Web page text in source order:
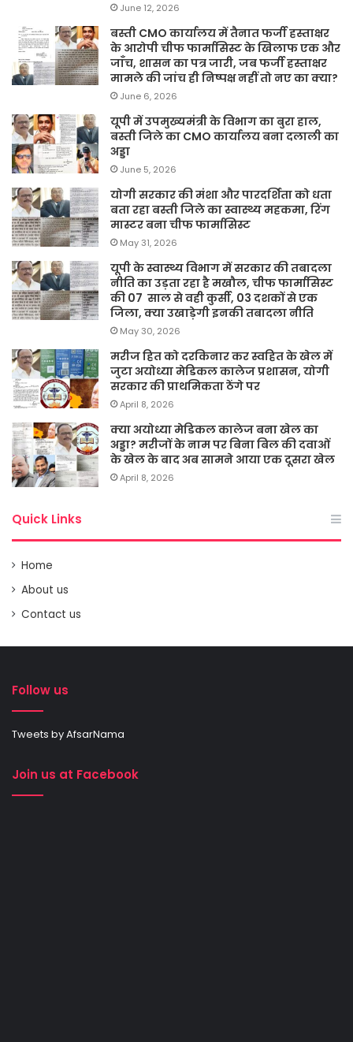
June 12, 2026
बस्ती CMO कार्यालय में तैनात फर्जी हस्ताक्षर
के आरोपी चीफ फार्मासिस्ट के खिलाफ एक और
जाँच, शासन का पत्र जारी, जब फर्जी हस्ताक्षर
मामले की जांच ही निष्पक्ष नहीं तो नए का क्या?
June 6, 2026
यूपी में उपमुख्यमंत्री के विभाग का बुरा हाल,
बस्ती जिले का CMO कार्यालय बना दलाली का
अड्डा
June 5, 2026
योगी सरकार की मंशा और पारदर्शिता को धता
बता रहा बस्ती जिले का स्वास्थ्य महकमा, रिंग
मास्टर बना चीफ फार्मासिस्ट
May 31, 2026
यूपी के स्वास्थ्य विभाग में सरकार की तबादला
नीति का उड़ता रहा है मखौल, चीफ फार्मासिस्ट
की 07 साल से वही कुर्सी, 03 दशकों से एक
जिला, क्या उखाड़ेगी इनकी तबादला नीति
May 30, 2026
मरीज हित को दरकिनार कर स्वहित के खेल में
जुटा अयोध्या मेडिकल कालेज प्रशासन, योगी
सरकार की प्राथमिकता ठेंगे पर
April 8, 2026
क्या अयोध्या मेडिकल कालेज बना खेल का
अड्डा? मरीजों के नाम पर बिना बिल की दवाओं
के खेल के बाद अब सामने आया एक दूसरा खेल
April 8, 2026
Quick Links
Home
About us
Contact us
Follow us
Tweets by AfsarNama
Join us at Facebook